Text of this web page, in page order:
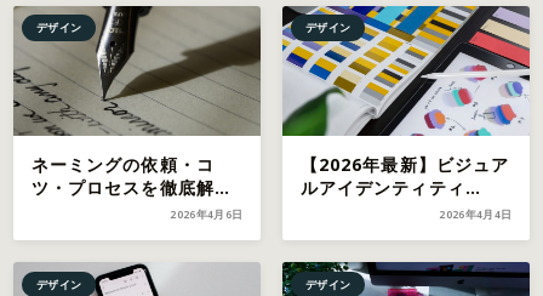
デザイン
ネーミングの依頼・コ
ツ・プロセスを徹底解説
｜売れる商品名のつけ方
2026年4月6日
デザイン
【2026年最新】ビジュア
ルアイデンティティ
（VI）とは？事例5選と
2026年4月4日
デザイン デザイン